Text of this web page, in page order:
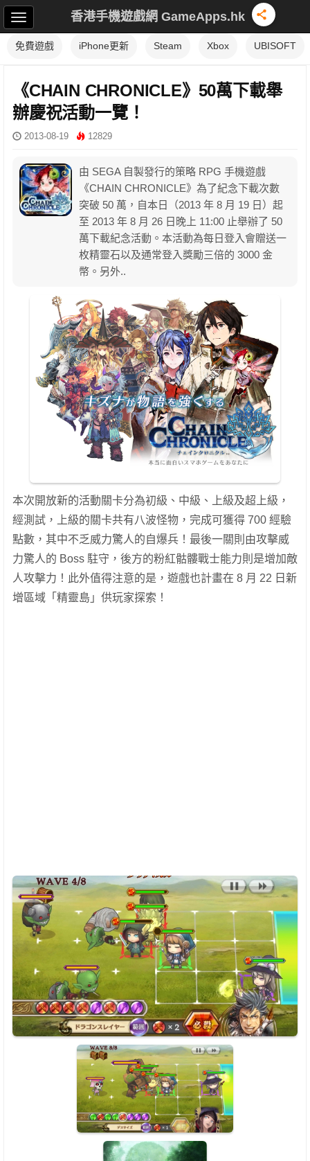
香港手機遊戲網 GameApps.hk
免費遊戲 iPhone更新 Steam Xbox UBISOFT
《CHAIN CHRONICLE》50萬下載舉
辦慶祝活動一覽！
2013-08-19 12829
由 SEGA 自製發行的策略 RPG 手機遊戲
《CHAIN CHRONICLE》為了紀念下載次數
突破 50 萬，自本日（2013 年 8 月 19 日）起
至 2013 年 8 月 26 日晚上 11:00 止舉辦了 50
萬下載紀念活動。本活動為每日登入會贈送一
枚精靈石以及通常登入獎勵三倍的 3000 金
幣。另外..
本次開放新的活動關卡分為初級、中級、上級及超上級，
經測試，上級的關卡共有八波怪物，完成可獲得 700 經驗
點數，其中不乏威力驚人的自爆兵！最後一關則由攻擊威
力驚人的 Boss 駐守，後方的粉紅骷髏戰士能力則是增加敵
人攻擊力！此外值得注意的是，遊戲也計畫在 8 月 22 日新
增區域「精靈島」供玩家探索！